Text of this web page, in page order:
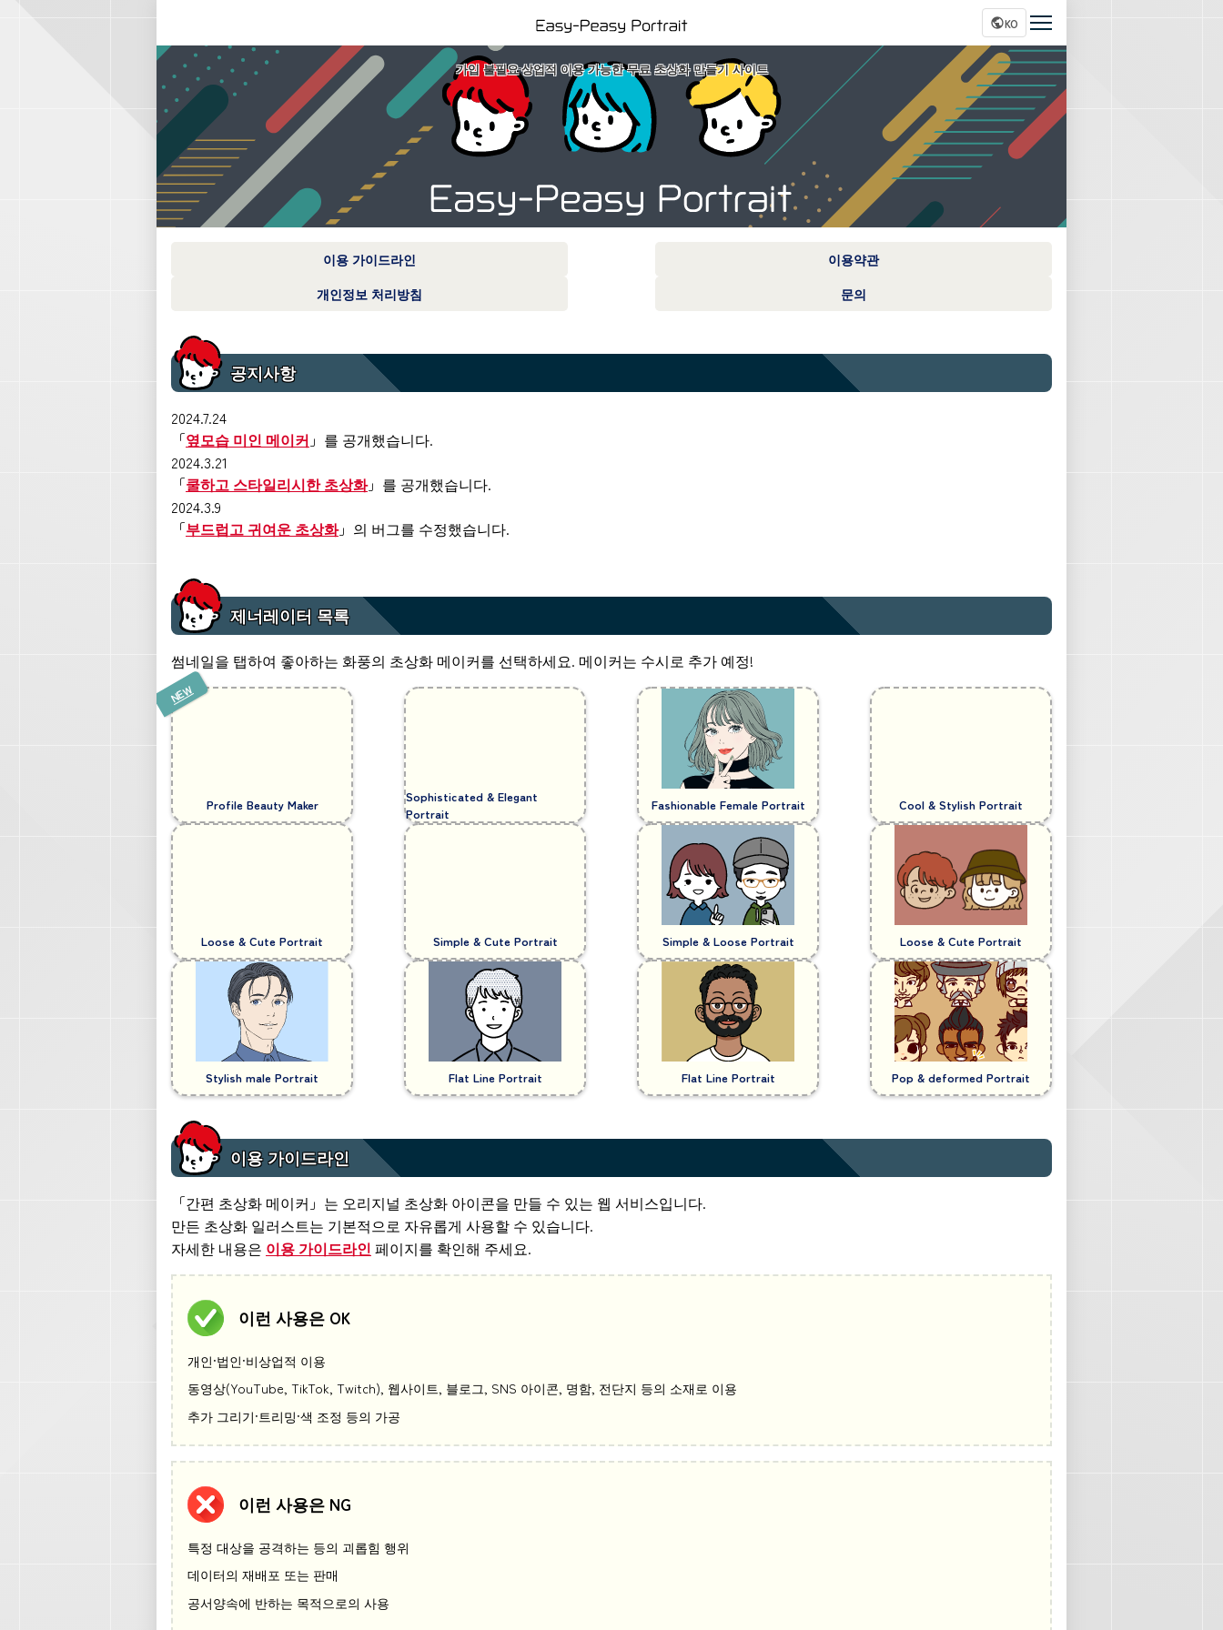
KO
가입 불필요·상업적 이용 가능한 무료 초상화 만들기 사이트
이용 가이드라인
이용약관
개인정보 처리방침
문의
공지사항
2024.7.24
「옆모습 미인 메이커 」를 공개했습니다.
2024.3.21
「쿨하고 스타일리시한 초상화」를 공개했습니다.
2024.3.9
「부드럽고 귀여운 초상화」의 버그를 수정했습니다.
제너레이터 목록
썸네일을 탭하여 좋아하는 화풍의 초상화 메이커를 선택하세요. 메이커는 수시로 추가 예정!
Profile Beauty Maker
Sophisticated & Elegant
Portrait
Fashionable Female Portrait Cool & Stylish Portrait
Loose & Cute Portrait Simple & Cute Portrait Simple & Loose Portrait Loose & Cute Portrait
Stylish male Portrait Flat Line Portrait Flat Line Portrait Pop & deformed Portrait
이용 가이드라인
「간편 초상화 메이커」는 오리지널 초상화 아이콘을 만들 수 있는 웹 서비스입니다.
만든 초상화 일러스트는 기본적으로 자유롭게 사용할 수 있습니다.
자세한 내용은 이용 가이드라인 페이지를 확인해 주세요.
이런 사용은 OK
개인·법인·비상업적 이용
동영상(YouTube, TikTok, Twitch), 웹사이트, 블로그, SNS 아이콘, 명함, 전단지 등의 소재로 이용
추가 그리기·트리밍·색 조정 등의 가공
이런 사용은 NG
특정 대상을 공격하는 등의 괴롭힘 행위
데이터의 재배포 또는 판매
공서양속에 반하는 목적으로의 사용